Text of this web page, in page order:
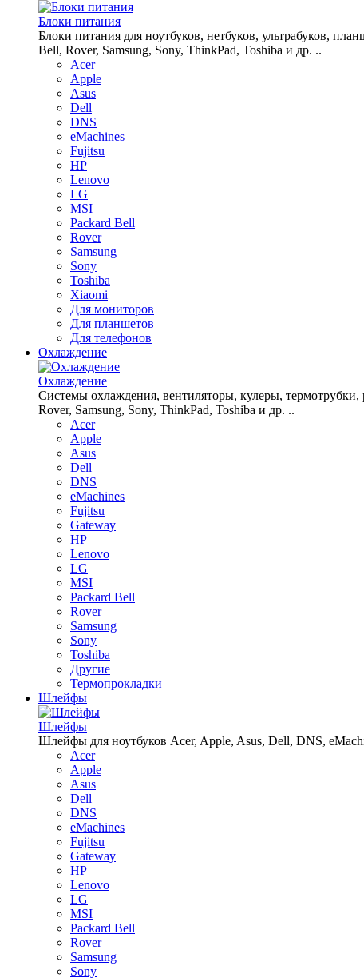
Блоки питания
Блоки питания для ноутбуков, нетбуков, ультрабуков,
Bell, Rover, Samsung, Sony, ThinkPad, Toshiba и др. ..
Acer
Apple
Asus
Dell
DNS
eMachines
Fujitsu
HP
Lenovo
LG
MSI
Packard Bell
Rover
Samsung
Sony
Toshiba
Xiaomi
Для мониторов
Для планшетов
Для телефонов
Охлаждение
Охлаждение
Системы охлаждения, вентиляторы, кулеры,
Rover, Samsung, Sony, ThinkPad, Toshiba и др. ..
Acer
Apple
Asus
Dell
DNS
eMachines
Fujitsu
Gateway
HP
Lenovo
LG
MSI
Packard Bell
Rover
Samsung
Sony
Toshiba
Другие
Термопрокладки
Шлейфы
Шлейфы
Шлейфы для ноутбуков Acer, Apple, Asus, Dell, DNS,
Acer
Apple
Asus
Dell
DNS
eMachines
Fujitsu
Gateway
HP
Lenovo
LG
MSI
Packard Bell
Rover
Samsung
Sony